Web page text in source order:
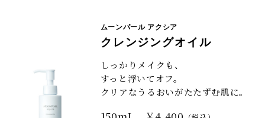
ムーンパール アクシア
クレンジングオイル
しっかりメイクも、
すっと浮いてオフ。
クリアなうるおいがたたずむ肌に。